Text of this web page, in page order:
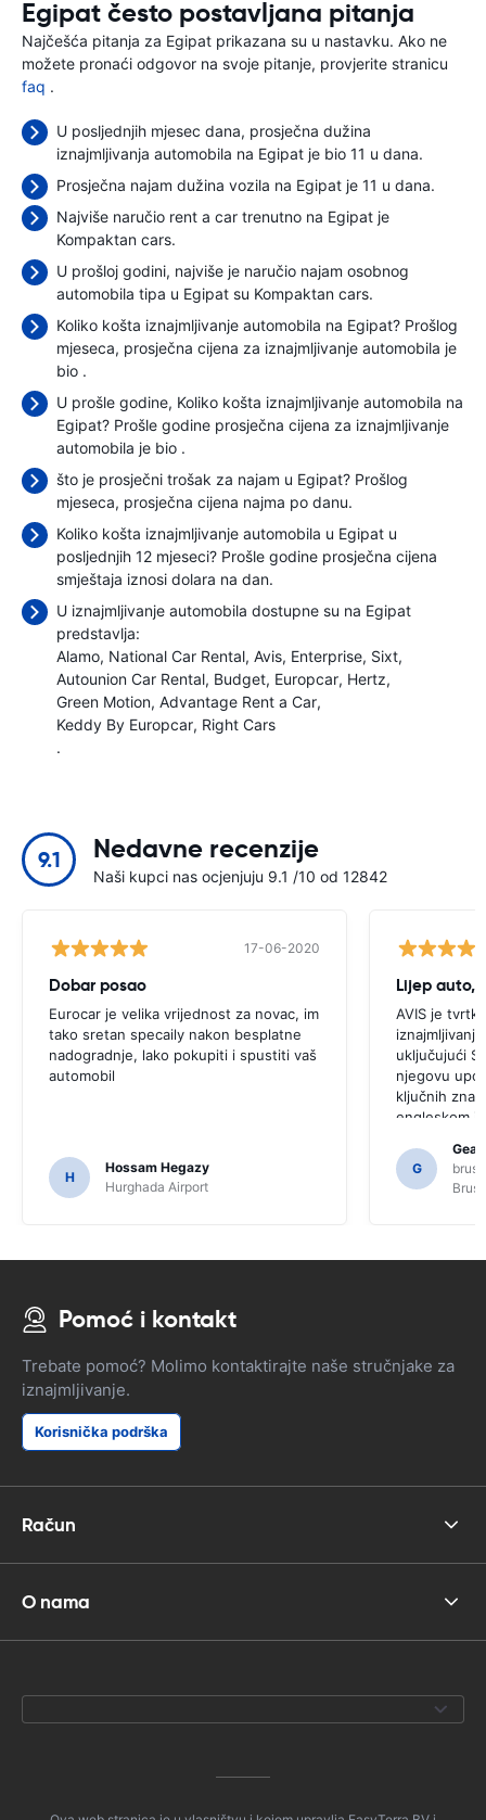
Egipat često postavljana pitanja
Najčešća pitanja za Egipat prikazana su u nastavku. Ako ne
možete pronaći odgovor na svoje pitanje, provjerite stranicu
faq .
U posljednjih mjesec dana, prosječna dužina
iznajmljivanja automobila na Egipat je bio 11 u dana.
Prosječna najam dužina vozila na Egipat je 11 u dana.
Najviše naručio rent a car trenutno na Egipat je
Kompaktan cars.
U prošloj godini, najviše je naručio najam osobnog
automobila tipa u Egipat su Kompaktan cars.
Koliko košta iznajmljivanje automobila na Egipat? Prošlog
mjeseca, prosječna cijena za iznajmljivanje automobila je
bio .
U prošle godine, Koliko košta iznajmljivanje automobila na
Egipat? Prošle godine prosječna cijena za iznajmljivanje
automobila je bio .
što je prosječni trošak za najam u Egipat? Prošlog
mjeseca, prosječna cijena najma po danu.
Koliko košta iznajmljivanje automobila u Egipat u
posljednjih 12 mjeseci? Prošle godine prosječna cijena
smještaja iznosi dolara na dan.
U iznajmljivanje automobila dostupne su na Egipat
predstavlja:
Alamo National Car Rental Avis Enterprise Sixt
Autounion Car Rental Budget Europcar Hertz
Green Motion Advantage Rent a Car
Keddy By Europcar Right Cars
.
9.1 Nedavne recenzije
Naši kupci nas ocjenjuju 9.1 /10 od 12842
17-06-2020
Dobar posao
Eurocar je velika vrijednost za novac, im
tako sretan specaily nakon besplatne
nadogradnje, lako pokupiti i spustiti vaš
automobil
H
Hossam Hegazy
Hurghada Airport
AVIS je
uključujući
njegovu
ključnih
engleskom
određene
zbog toga
G
Pomoć i kontakt
Trebate pomoć? Molimo kontaktirajte naše stručnjake za
iznajmljivanje.
Korisnička podrška
Račun
O nama